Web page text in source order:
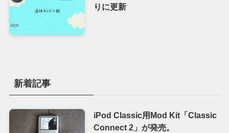
りに更新
新着記事
iPod Classic用Mod Kit「Classic
Connect 2」が発売。